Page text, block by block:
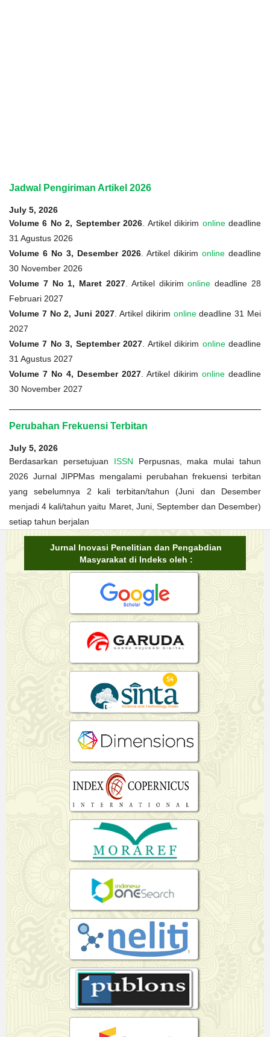
Jadwal Pengiriman Artikel 2026
July 5, 2026
Volume 6 No 2, September 2026 . Artikel dikirim onlinedeadline
31 Agustus 2026
Volume 6 No 3, Desember 2026 . Artikel dikirim online deadline
30 November 2026
Volume 7 No 1, Maret 2027 . Artikel dikirimonline deadline 28
Februari 2027
Volume 7 No 2, Juni 2027 . Artikel dikirim onlinedeadline 31 Mei
2027
Volume 7 No 3, September 2027 . Artikel dikirim onlinedeadline
31 Agustus 2027
Volume 7 No 4, Desember 2027 . Artikel dikirim online deadline
30 November 2027
Perubahan Frekuensi Terbitan
July 5, 2026
Berdasarkan persetujuan ISSN Perpusnas, maka mulai tahun
2026 Jurnal JIPPMas mengalami perubahan frekuensi terbitan
yang sebelumnya 2 kali terbitan/tahun (Juni dan Desember
menjadi 4 kali/tahun yaitu Maret, Juni, September dan Desember)
setiap tahun berjalan
Jurnal Inovasi Penelitian dan Pengabdian
Masyarakat di Indeks oleh :